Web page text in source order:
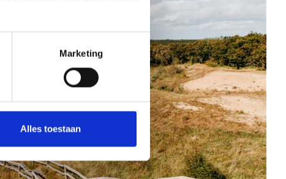
Marketing
Alles toestaan